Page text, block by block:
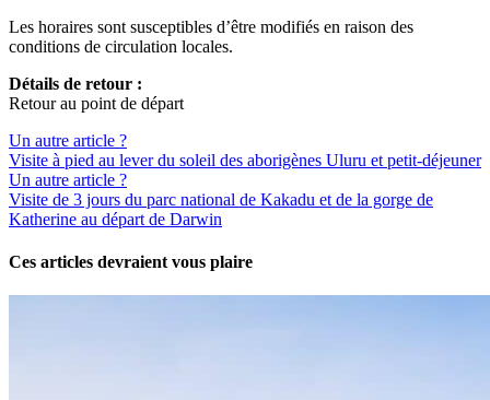
Les horaires sont susceptibles d’être modifiés en raison des
conditions de circulation locales.
Détails de retour :
Retour au point de départ
Un autre article ?
Visite à pied au lever du soleil des aborigènes Uluru et petit-déjeuner
Un autre article ?
Visite de 3 jours du parc national de Kakadu et de la gorge de
Katherine au départ de Darwin
Ces articles devraient vous plaire